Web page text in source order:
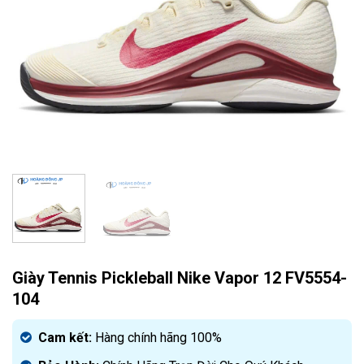
Giày Tennis Pickleball Nike Vapor 12 FV5554-
104
Cam kết: Hàng chính hãng 100%